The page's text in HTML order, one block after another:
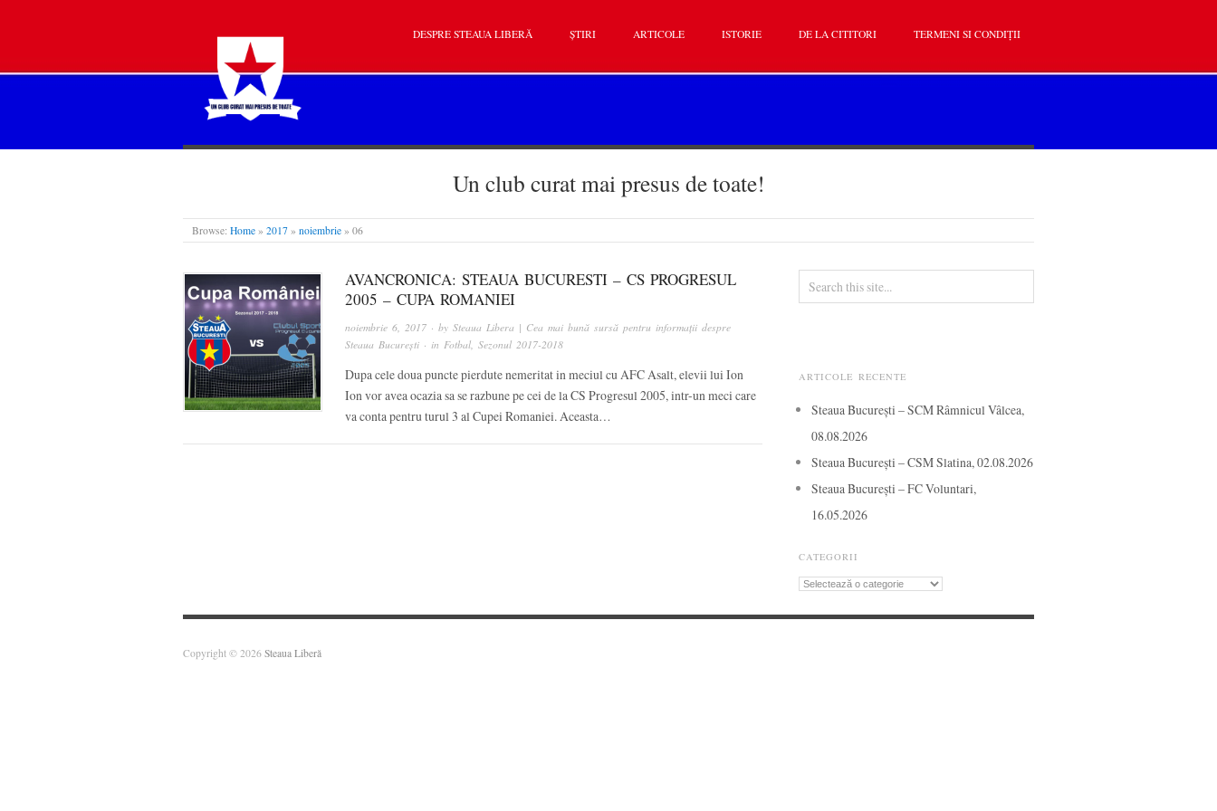
STEAUA LIBERĂ
DESPRE STEAUA LIBERĂ ȘTIRI ARTICOLE ISTORIE DE LA CITITORI TERMENI SI CONDIȚII
Un club curat mai presus de toate!
Browse: Home » 2017 » noiembrie » 06
AVANCRONICA: STEAUA BUCURESTI – CS PROGRESUL
2005 – CUPA ROMANIEI
noiembrie 6, 2017 · by Steaua Libera | Cea mai bună sursă pentru informații despre
Steaua București · in Fotbal, Sezonul 2017-2018
Dupa cele doua puncte pierdute nemeritat in meciul cu AFC Asalt, elevii lui Ion
Ion vor avea ocazia sa se razbune pe cei de la CS Progresul 2005, intr-un meci care
va conta pentru turul 3 al Cupei Romaniei. Aceasta…
ARTICOLE RECENTE
Steaua București – SCM Râmnicul Vâlcea,
08.08.2026
Steaua București – CSM Slatina, 02.08.2026
Steaua București – FC Voluntari,
16.05.2026
CATEGORII
Categorii
Copyright © 2026 Steaua Liberă